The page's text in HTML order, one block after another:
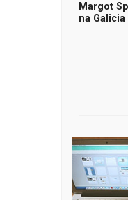
Margot
na Galicia